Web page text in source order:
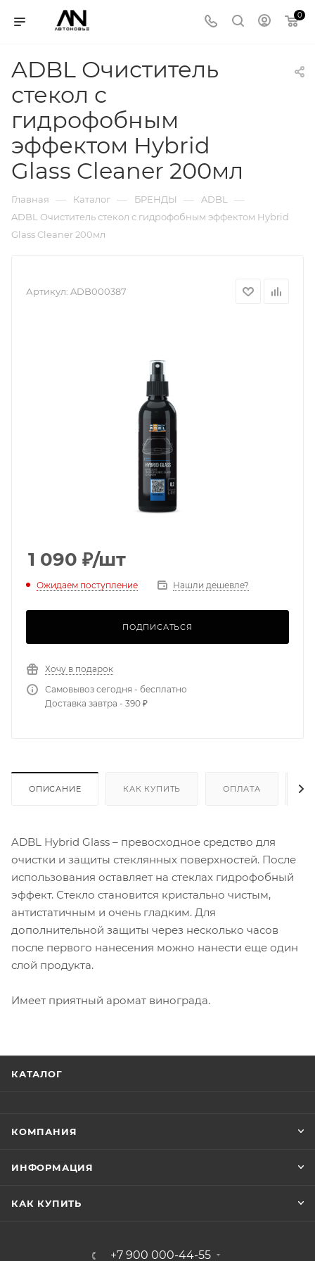
0
ADBL Очиститель
стекол с
гидрофобным
эффектом Hybrid
Glass Cleaner 200мл
Главная — Каталог — БРЕНДЫ — ADBL —
ADBL Очиститель стекол с гидрофобным эффектом Hybrid
Glass Cleaner 200мл
Артикул: ADB000387
1 090 ₽/шт
Ожидаем поступление Нашли дешевле?
ПОДПИСАТЬСЯ
Хочу в подарок
Самовывоз сегодня - бесплатно
Доставка завтра - 390 ₽
ОПИСАНИЕ КАК КУПИТЬ ОПЛАТА
ADBL Hybrid Glass – превосходное средство для
очистки и защиты стеклянных поверхностей. После
использования оставляет на стеклах гидрофобный
эффект. Стекло становится кристально чистым,
антистатичным и очень гладким. Для
дополнительной защиты через несколько часов
после первого нанесения можно нанести еще один
слой продукта.
Имеет приятный аромат винограда.
КАТАЛОГ
КОМПАНИЯ
ИНФОРМАЦИЯ
КАК КУПИТЬ
+7 900 000-44-55